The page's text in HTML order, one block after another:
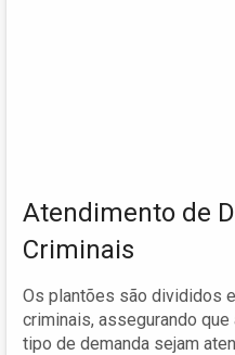
Atendimento de
Criminais
Os plantões são divididos
criminais, assegurando
tipo de demanda sejam